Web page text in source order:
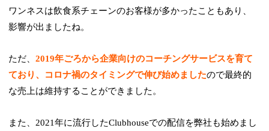
ワンネスは飲食系チェーンのお客様が多かったこともあり、
影響が出ましたね。
ただ、2019年ごろから企業向けのコーチングサービスを育て
ており、コロナ禍のタイミングで伸び始めましたので最終的
な売上は維持することができました。
また、2021年に流行したClubhouseでの配信を弊社も始めまし